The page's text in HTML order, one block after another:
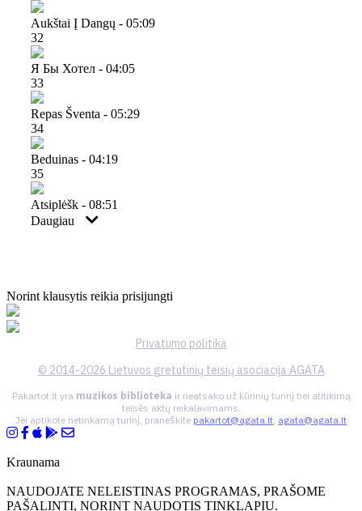
Aukštai Į Dangų - 05:09
32
Я Бы Хотел - 04:05
33
Repas Šventa - 05:29
34
Beduinas - 04:19
35
Atsiplėšk - 08:51
Daugiau
Norint klausytis reikia prisijungti
Privatumo politika
© 2014-2026 Lietuvos gretutinių teisių asociacija AGATA
Pakartot.lt yra muzikos biblioteka ir neatsako už kūrinių turinį bei atitikimą
teisės aktų reikalavimams.
Jei aptikote netinkamą turinį, praneškite pakartot@agata.lt agata@agata.lt
Kraunama
NAUDOJATE NELEISTINAS PROGRAMAS, PRAŠOME
PAŠALINTI, NORINT NAUDOTIS TINKLAPIU.